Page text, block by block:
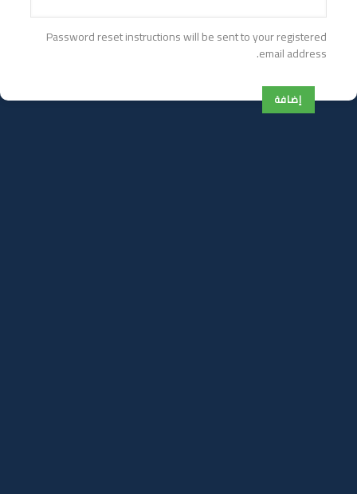
Password reset instructions will be sent to your registered
email address.